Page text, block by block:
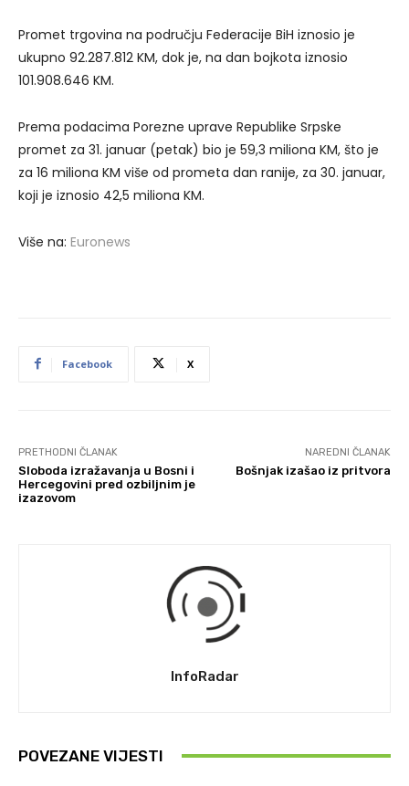
Promet trgovina na području Federacije BiH iznosio je
ukupno 92.287.812 KM, dok je, na dan bojkota iznosio
101.908.646 KM.
Prema podacima Porezne uprave Republike Srpske
promet za 31. januar (petak) bio je 59,3 miliona KM, što je
za 16 miliona KM više od prometa dan ranije, za 30. januar,
koji je iznosio 42,5 miliona KM.
Više na: Euronews
Facebook X
PRETHODNI ČLANAK
Sloboda izražavanja u Bosni i
Hercegovini pred ozbiljnim je
izazovom
NAREDNI ČLANAK
Bošnjak izašao iz pritvora
InfoRadar
POVEZANE VIJESTI